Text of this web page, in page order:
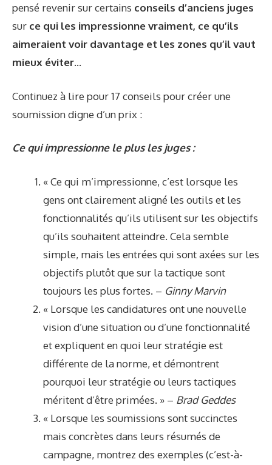
pensé revenir sur certains conseils d’anciens juges
sur ce qui les impressionne vraiment, ce qu’ils
aimeraient voir davantage et les zones qu’il vaut
mieux éviter...
Continuez à lire pour 17 conseils pour créer une
soumission digne d’un prix :
Ce qui impressionne le plus les juges :
« Ce qui m’impressionne, c’est lorsque les
gens ont clairement aligné les outils et les
fonctionnalités qu’ils utilisent sur les objectifs
qu’ils souhaitent atteindre. Cela semble
simple, mais les entrées qui sont axées sur les
objectifs plutôt que sur la tactique sont
toujours les plus fortes. – Ginny Marvin
« Lorsque les candidatures ont une nouvelle
vision d’une situation ou d’une fonctionnalité
et expliquent en quoi leur stratégie est
différente de la norme, et démontrent
pourquoi leur stratégie ou leurs tactiques
méritent d’être primées. » – Brad Geddes
« Lorsque les soumissions sont succinctes
mais concrètes dans leurs résumés de
campagne, montrez des exemples (c’est-à-